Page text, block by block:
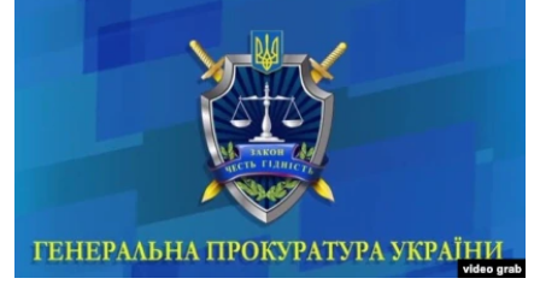
ВІДЕОУРОКИ «ELIFBE»
СВІДЧЕННЯ ОКУПАЦІЇ
УКРАЇНСЬКА ПРОБЛЕМА КРИМУ
ЯК ОБІЙТИ БЛОКУВАННЯ
Qırımtatar